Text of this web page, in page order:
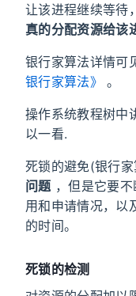
让该进程继续等待
真的分配资源给该
银行家算法详情可
银行家算法》
。
操作系统教程树中
以一看.
死锁的避免(银行
问题 ，但是它要
用和申请情况，以
的时间。
死锁的检测